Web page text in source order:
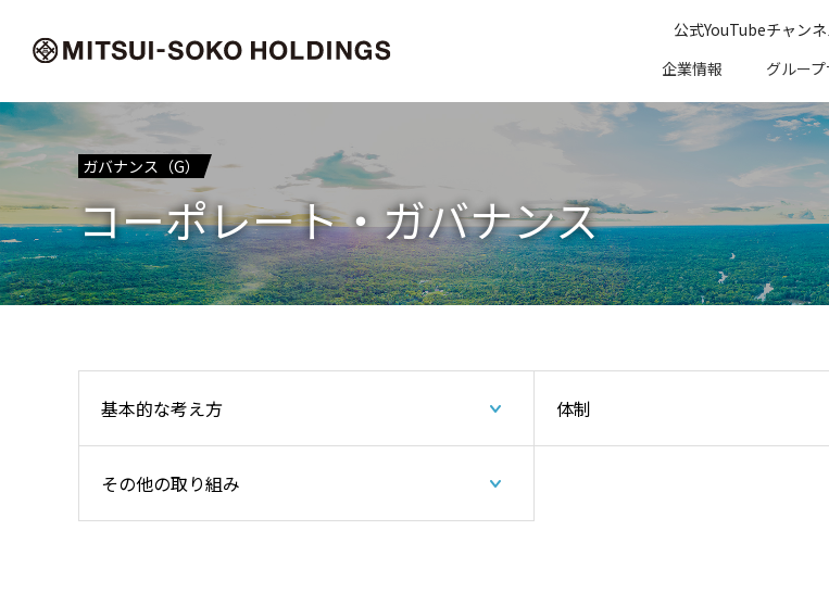
公式YouTubeチャン
企業情報
グルー
ガバナンス（G）
コーポレート・ガバナンス
基本的な考え方 体制
その他の取り組み